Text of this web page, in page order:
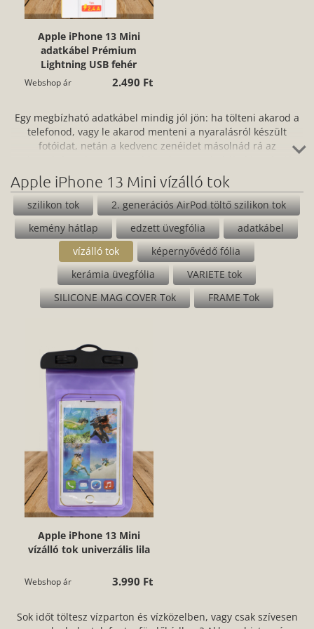
Apple iPhone 13 Mini
adatkábel Prémium
Lightning USB fehér
Webshop ár 2.490 Ft
Egy megbízható adatkábel mindig jól jön: ha tölteni akarod a
telefonod, vagy le akarod menteni a nyaralásról készült
fotóidat, netán a kedvenc zenéidet másolnád rá az
választás - prémium anyagminőség, gyors adatátvitel és töltés
jellemzi, ráadásul rugalmassága miatt nem törik vagy
gubancolódik. Ha sokat vagy úton, érdemes egy tartalék
adatkábelt is beszerezned, hiszen sosem tudhatod, mikor lesz
szükséged egy gyors töltésre.
Apple iPhone 13 Mini vízálló tok
szilikon tok
2. generációs AirPod töltő szilikon tok
kemény hátlap
edzett üvegfólia
adatkábel
vízálló tok
képernyővédő fólia
kerámia üvegfólia
VARIETE tok
SILICONE MAG COVER Tok
FRAME Tok
Apple iPhone 13 Mini
vízálló tok univerzális lila
Webshop ár 3.990 Ft
Sok időt töltesz vízparton és vízközelben, vagy csak szívesen